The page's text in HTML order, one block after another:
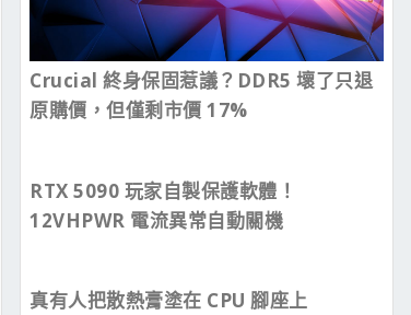
Crucial 終身保固惹議？DDR5 壞了只退
原購價，但僅剩市價 17%
RTX 5090 玩家自製保護軟體！
12VHPWR 電流異常自動關機
真有人把散熱膏塗在 CPU 腳座上